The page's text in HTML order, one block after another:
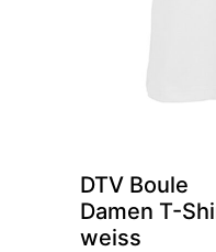
DTV Boule
Damen T-
weiss